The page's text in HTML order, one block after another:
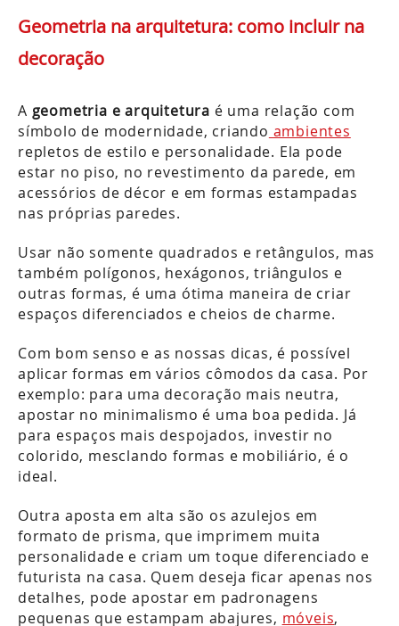
Geometria na arquitetura: como incluir na
decoração
A geometria e arquitetura é uma relação com
símbolo de modernidade, criando ambientes
repletos de estilo e personalidade. Ela pode
estar no piso, no revestimento da parede, em
acessórios de décor e em formas estampadas
nas próprias paredes.
Usar não somente quadrados e retângulos, mas
também polígonos, hexágonos, triângulos e
outras formas, é uma ótima maneira de criar
espaços diferenciados e cheios de charme.
Com bom senso e as nossas dicas, é possível
aplicar formas em vários cômodos da casa. Por
exemplo: para uma decoração mais neutra,
apostar no minimalismo é uma boa pedida. Já
para espaços mais despojados, investir no
colorido, mesclando formas e mobiliário, é o
ideal.
Outra aposta em alta são os azulejos em
formato de prisma, que imprimem muita
personalidade e criam um toque diferenciado e
futurista na casa. Quem deseja ficar apenas nos
detalhes, pode apostar em padronagens
pequenas que estampam abajures, móveis,